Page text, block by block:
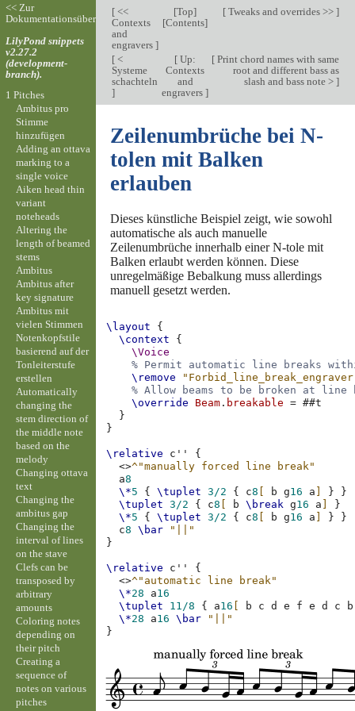
[<<
Contexts
and
engravers ]
[Top]
[Contents]
[Tweaks and overrides >> ]
[<
Systeme
schachteln
]
[ Up:
Contexts
and
engravers]
[Print chord names with same
root and different bass as
slash and bass note > ]
Zeilenumbrüche bei N-
tolen mit Balken
erlauben
Dieses künstliche Beispiel zeigt, wie sowohl
automatische als auch manuelle
Zeilenumbrüche innerhalb einer N-tole mit
Balken erlaubt werden können. Diese
unregelmäßige Bebalkung muss allerdings
manuell gesetzt werden.
\layout
{
\context
{
\Voice
% Permit automatic line breaks
\remove
% Allow beams to be broken at line
\override
Beam . breakable = ##t
}
}
\relative c''
{
<>^"manually forced line break"
a8
\*5 { \tuplet 3/2 { c8 b g16 a }
}
\tuplet
3/2 { c8 b \break g16 a
}
\*5 { \tuplet 3/2 { c8 b g16 a }
}
c8 \bar
"||"
}
\relative c''
{
<>^"automatic line break"
\*28 a16
\tuplet
11/8 { a16 b c d e f e d c
b
\*28 a16 \bar
"||"
}
<< Zur
Dokumentationsübersicht
LilyPond snippets
v2.27.2
(development-
branch).
1 Pitches
Ambitus pro
Stimme
hinzufügen
Adding an ottava
marking to a
single voice
Aiken head thin
variant
noteheads
Altering the
length of beamed
stems
Ambitus
Ambitus after
key signature
Ambitus mit
vielen Stimmen
Notenkopfstile
basierend auf der
Tonleiterstufe
erstellen
Automatically
changing the
stem direction of
the middle note
based on the
melody
Changing ottava
text
Changing the
ambitus gap
Changing the
interval of lines
on the stave
Clefs can be
transposed by
arbitrary
amounts
Coloring notes
depending on
their pitch
Creating a
sequence of
notes on various
pitches